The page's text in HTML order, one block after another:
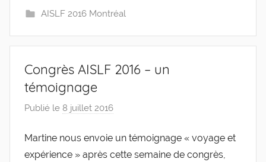
AISLF 2016 Montréal
Congrès AISLF 2016 – un
témoignage
Publié le 8 juillet 2016
r
g
Martine nous envoie un témoignage « voyage et
expérience » après cette semaine de congrès,